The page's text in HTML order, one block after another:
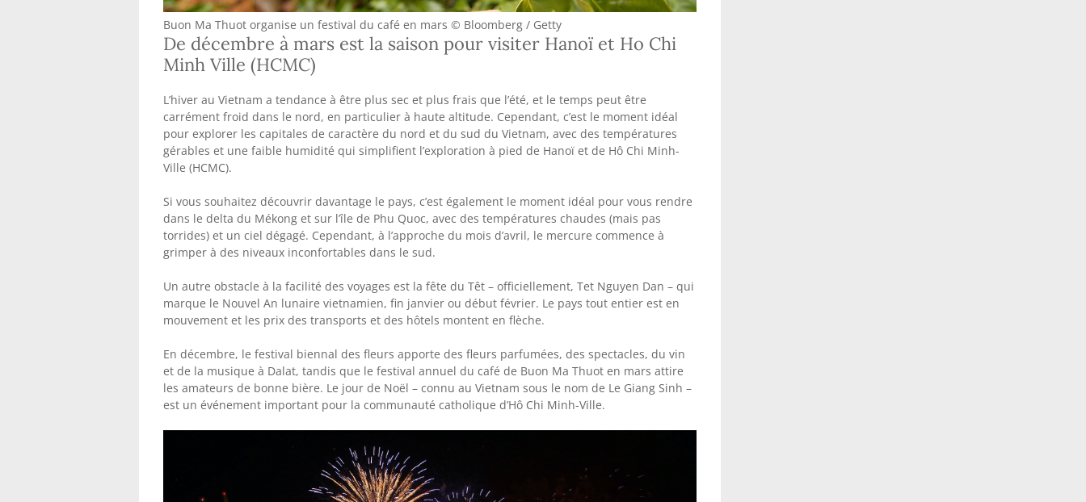
Buon Ma Thuot organise un festival du café en mars © Bloomberg / Getty
De décembre à mars est la saison pour visiter Hanoï et Ho Chi
Minh Ville (HCMC)
L’hiver au Vietnam a tendance à être plus sec et plus frais que l’été, et le temps peut être
carrément froid dans le nord, en particulier à haute altitude. Cependant, c’est le moment idéal
pour explorer les capitales de caractère du nord et du sud du Vietnam, avec des températures
gérables et une faible humidité qui simplifient l’exploration à pied de Hanoï et de Hô Chi Minh-
Ville (HCMC).
Si vous souhaitez découvrir davantage le pays, c’est également le moment idéal pour vous rendre
dans le delta du Mékong et sur l’île de Phu Quoc, avec des températures chaudes (mais pas
torrides) et un ciel dégagé. Cependant, à l’approche du mois d’avril, le mercure commence à
grimper à des niveaux inconfortables dans le sud.
Un autre obstacle à la facilité des voyages est la fête du Têt – officiellement, Tet Nguyen Dan – qui
marque le Nouvel An lunaire vietnamien, fin janvier ou début février. Le pays tout entier est en
mouvement et les prix des transports et des hôtels montent en flèche.
En décembre, le festival biennal des fleurs apporte des fleurs parfumées, des spectacles, du vin
et de la musique à Dalat, tandis que le festival annuel du café de Buon Ma Thuot en mars attire
les amateurs de bonne bière. Le jour de Noël – connu au Vietnam sous le nom de Le Giang Sinh –
est un événement important pour la communauté catholique d’Hô Chi Minh-Ville.